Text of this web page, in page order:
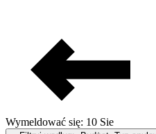
Wymeldować się: 10 Sie